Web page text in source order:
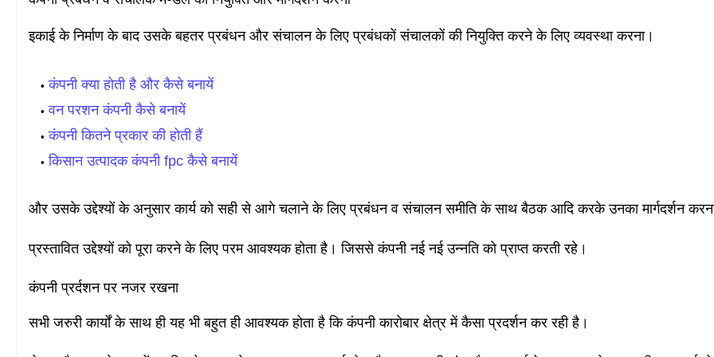
इकाई के निर्माण के बाद उसके बहतर प्रबंधन और संचालन के लिए प्रबंधकों संचालकों की नियुक्ति करने के लिए व्यवस्था करना।
कंपनी क्या होती है और कैसे बनायें
वन परशन कंपनी कैसे बनायें
कंपनी कितने प्रकार की होती हैं
किसान उत्पादक कंपनी fpc कैसे बनायें
और उसके उद्देश्यों के अनुसार कार्य को सही से आगे चलाने के लिए प्रबंधन व संचालन समीति के साथ बैठक आदि करके उनका मार्गदर्शन
प्रस्तावित उद्देश्यों को पूरा करने के लिए परम आवश्यक होता है। जिससे कंपनी नई नई उन्नति को प्राप्त करती रहे।
कंपनी प्रर्दशन पर नजर रखना
सभी जरुरी कार्यों के साथ ही यह भी बहुत ही आवश्यक होता है कि कंपनी कारोबार क्षेत्र में कैसा प्रदर्शन कर रही है।